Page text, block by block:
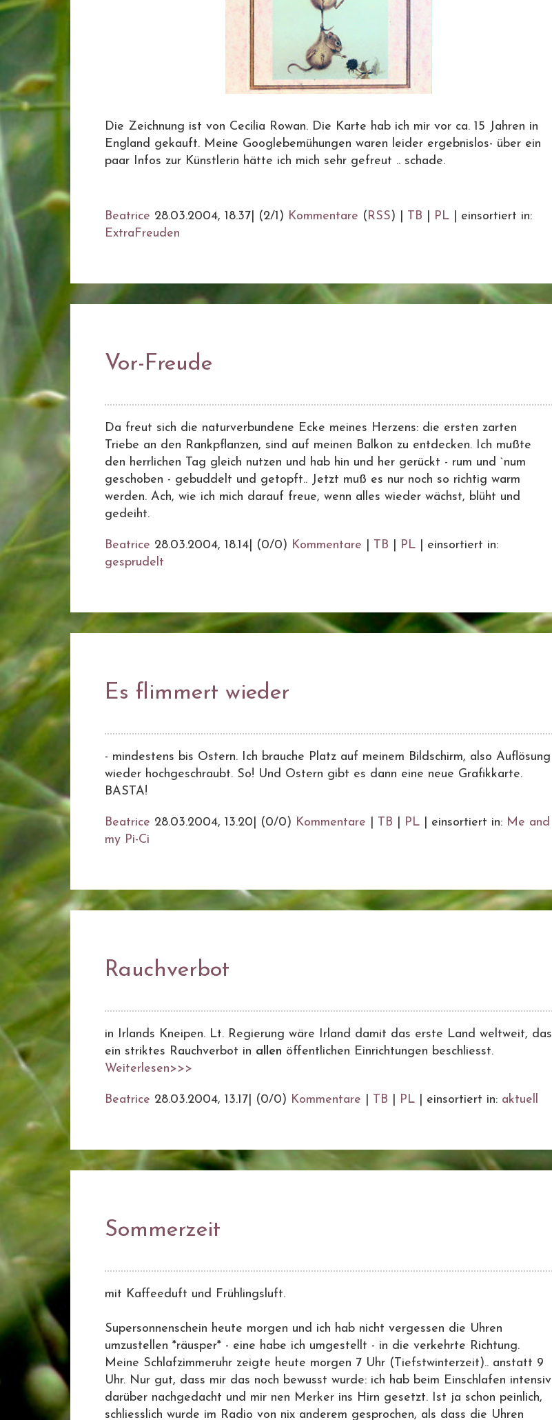
Die Zeichnung ist von Cecilia Rowan. Die Karte hab ich mir vor ca. 15 Jahren in
England gekauft. Meine Googlebemühungen waren leider ergebnislos- über ein
paar Infos zur Künstlerin hätte ich mich sehr gefreut .. schade.
Beatrice 28.03.2004, 18.37 (2/1) Kommentare (RSS) | TB PL
einsortiert in:
ExtraFreuden
Vor-Freude
Da freut sich die naturverbundene Ecke meines Herzens: die ersten zarten
Triebe an den Rankpflanzen, sind auf meinen Balkon zu entdecken. Ich mußte
den herrlichen Tag gleich nutzen und hab hin und her gerückt - rum und `num
geschoben - gebuddelt und getopft.. Jetzt muß es nur noch so richtig warm
werden. Ach, wie ich mich darauf freue, wenn alles wieder wächst, blüht und
gedeiht.
Beatrice 28.03.2004, 18.14 (0/0) Kommentare TB PL
einsortiert in:
gesprudelt
Es flimmert wieder
- mindestens bis Ostern. Ich brauche Platz auf meinem Bildschirm, also Auflösung
wieder hochgeschraubt. So! Und Ostern gibt es dann eine neue Grafikkarte.
BASTA!
Beatrice 28.03.2004, 13.20 (0/0) Kommentare TB PL einsortiert in: Me and
my Pi-Ci
Rauchverbot
in Irlands Kneipen. Lt. Regierung wäre Irland damit das erste Land weltweit, das
ein striktes Rauchverbot in allen öffentlichen Einrichtungen beschliesst.
Weiterlesen>>>
Beatrice 28.03.2004, 13.17 (0/0) Kommentare TB PL einsortiert in: aktuell
Sommerzeit
mit Kaffeeduft und Frühlingsluft.
Supersonnenschein heute morgen und ich hab nicht vergessen die Uhren
umzustellen *räusper* - eine habe ich umgestellt - in die verkehrte Richtung.
Meine Schlafzimmeruhr zeigte heute morgen 7 Uhr (Tiefstwinterzeit).. anstatt 9
Uhr. Nur gut, dass mir das noch bewusst wurde: ich hab beim Einschlafen intensiv
darüber nachgedacht und mir nen Merker ins Hirn gesetzt. Ist ja schon peinlich,
schliesslich wurde im Radio von nix anderem gesprochen, als dass die Uhren